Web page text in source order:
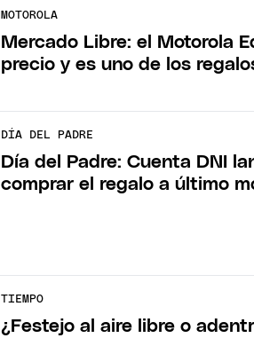
MOTOROLA
Mercado Libre: el Motorola
precio y es uno de los
DÍA DEL PADRE
Día del Padre: Cuenta DNI
comprar el regalo a último
TIEMPO
¿Festejo al aire libre o